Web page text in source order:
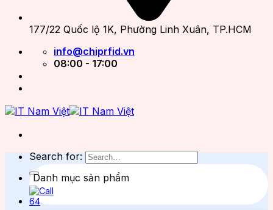
177/22 Quốc lộ 1K, Phường Linh Xuân, TP.HCM
info@chiprfid.vn
08:00 - 17:00
Search for:
Danh mục sản phẩm